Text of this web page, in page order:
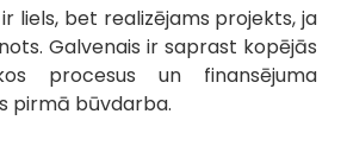
liels, bet realizējams projekts, ja
Galvenais ir saprast kopējās
procesus un finansējuma
pirmā būvdarba.